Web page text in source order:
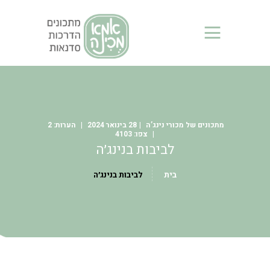
מתכונים של מכורי נינג’ה 28 בינואר 2024
2
4103
לביבות בנינג׳ה
בית לביבות בנינג׳ה
אמא מכינה - מכורי נינג'ה
אתר המרכז אלפי מתכונים והסברים על הנינג'ות NINJA
בית
מתכונים של אמא מכינה
מתכונים של מכורי נינג’ה
סדנאות